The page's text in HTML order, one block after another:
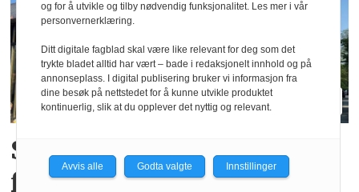
Stiklestad vokser med
fotball-VMs
og for å utvikle og tilby nødvendig funksjonalitet. Les mer i vår
personvernerklæring.
Ditt digitale fagblad skal være like relevant for deg som det
trykte bladet alltid har vært – bade i redaksjonelt innhold og på
annonseplass. I digital publisering bruker vi informasjon fra
dine besøk på nettstedet for å kunne utvikle produktet
kontinuerlig, slik at du opplever det nyttig og relevant.
Avvis alle Godta valgte Innstillinger